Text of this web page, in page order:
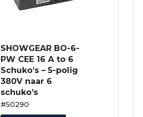
SHOWGEAR BO-6-
PW CEE 16 A to 6
Schuko’s – 5-polig
380V naar 6
schuko’s
#50290